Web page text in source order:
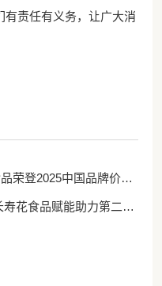
有责任有义务，让广大消